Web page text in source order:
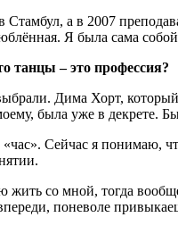
а в 2007
Я была сама
танцы – это профессия?
Дима Хорт, который
была уже в декрете.
Сейчас я понимаю,
со мной, тогда
поневоле